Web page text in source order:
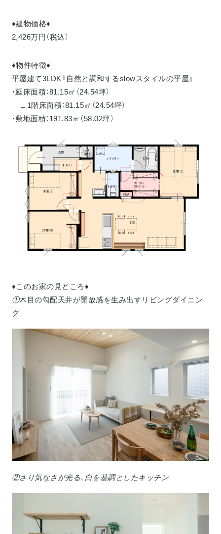
♦建物価格♦
2,426万円（税込）
♦物件特徴♦
平屋建て3LDK『自然と調和するslowスタイルの平屋』
・延床面積：81.15㎡（24.54坪）
∟1階床面積：81.15㎡（24.54坪）
・敷地面積：191.83㎡（58.02坪）
♦このお家の見どころ♦
①木目の勾配天井が開放感を生み出すリビングダイニン
グ
②さり気なさが光る、白を基調としたキッチン